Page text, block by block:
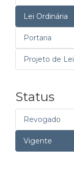
Lei Ordinária
Portaria
Projeto de Lei
Status
Revogado
Vigente